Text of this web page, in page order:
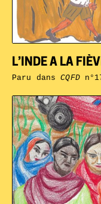
L’INDE A LA
Paru dansCQFD